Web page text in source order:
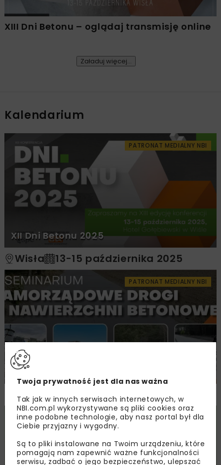
XIII Dni Betonu – oglądaj transmisję online
Załaduj więcej...
Kalendarium
XII Dni Betonu 2025
PATRONAT MEDIALNY NBI
Wisła 13-15 października 2025
Samorządowe drogi o nawierzchni
betonowej
PATRONAT MEDIALNY NBI
Kraków 17 września 2024
Twoja prywatność jest dla nas ważna
Tak jak w innych serwisach internetowych, w
NBI.com.pl wykorzystywane są pliki cookies oraz
inne podobne technologie, aby nasz portal był dla
Ciebie przyjazny i wygodny.
Są to pliki instalowane na Twoim urządzeniu, które
pomagają nam zapewnić ważne funkcjonalności
serwisu, zadbać o jego bezpieczeństwo, ulepszać